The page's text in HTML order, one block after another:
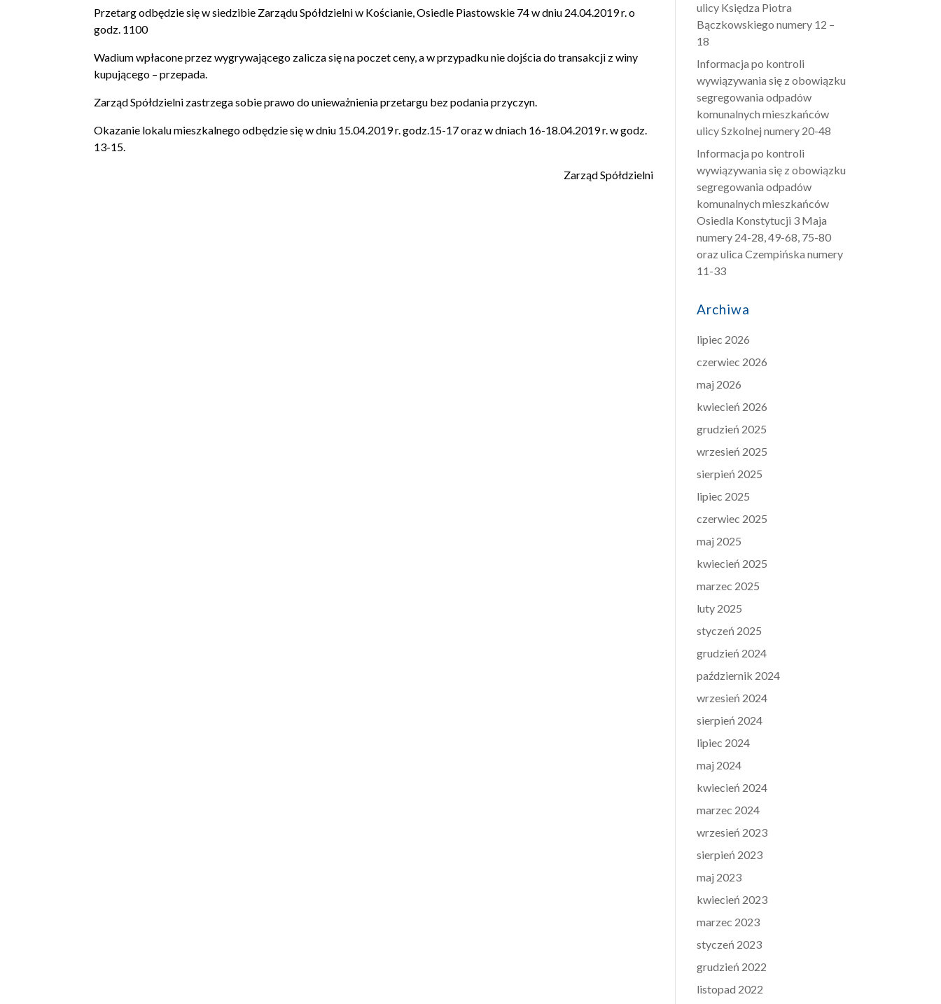
Przetarg odbędzie się w siedzibie Zarządu Spółdzielni w Kościanie, Osiedle Piastowskie 74 w dniu 24.04.2019 r. o
godz. 1100
Wadium wpłacone przez wygrywającego zalicza się na poczet ceny, a w przypadku nie dojścia do transakcji z winy
kupującego – przepada.
Zarząd Spółdzielni zastrzega sobie prawo do unieważnienia przetargu bez podania przyczyn.
Okazanie lokalu mieszkalnego odbędzie się w dniu 15.04.2019 r. godz.15-17 oraz w dniach 16-18.04.2019 r. w godz.
13-15.
Zarząd Spółdzielni
ulicy Księdza Piotra
Bączkowskiego numery 12 –
18
Informacja po kontroli
wywiązywania się z obowiązku
segregowania odpadów
komunalnych mieszkańców
ulicy Szkolnej numery 20-48
Informacja po kontroli
wywiązywania się z obowiązku
segregowania odpadów
komunalnych mieszkańców
Osiedla Konstytucji 3 Maja
numery 24-28, 49-68, 75-80
oraz ulica Czempińska numery
11-33
Archiwa
lipiec 2026
czerwiec 2026
maj 2026
kwiecień 2026
grudzień 2025
wrzesień 2025
sierpień 2025
lipiec 2025
czerwiec 2025
maj 2025
kwiecień 2025
marzec 2025
luty 2025
styczeń 2025
grudzień 2024
październik 2024
wrzesień 2024
sierpień 2024
lipiec 2024
maj 2024
kwiecień 2024
marzec 2024
wrzesień 2023
sierpień 2023
maj 2023
kwiecień 2023
marzec 2023
styczeń 2023
grudzień 2022
listopad 2022